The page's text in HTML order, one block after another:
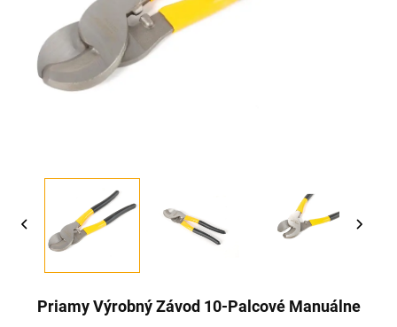
Priamy Výrobný Závod 10-Palcové Manuálne